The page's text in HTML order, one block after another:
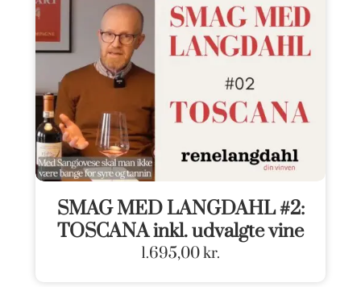
SMAG MED LANGDAHL #2:
TOSCANA inkl. udvalgte vine
1.695,00kr.